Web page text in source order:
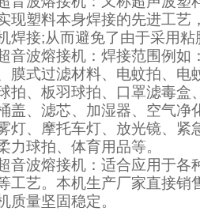
现塑料本身焊接的先进工艺
焊接;从而避免了由于采用粘
音波熔接机：焊接范围例如
膜式过滤材料、电蚊拍、
拍、板羽球拍、口罩滤毒盒
盖、滤芯、加湿器、空气净
灯、摩托车灯、放光镜、紧
力球拍、体育用品等。
音波熔接机：适合应用于
工艺。本机生产厂家直接销
质量坚固稳定。